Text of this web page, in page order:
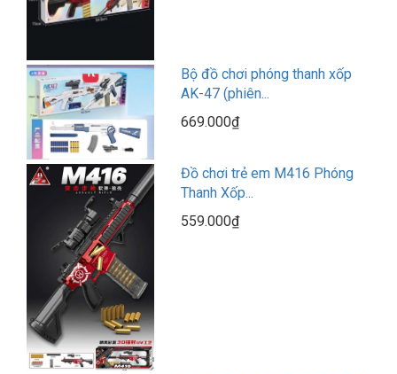
Bộ đồ chơi phóng thanh xốp
AK-47 (phiên...
669.000₫
Đồ chơi trẻ em M416 Phóng
Thanh Xốp...
559.000₫